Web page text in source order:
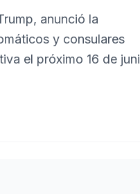
anunció la
y consulares
el próximo 16 de